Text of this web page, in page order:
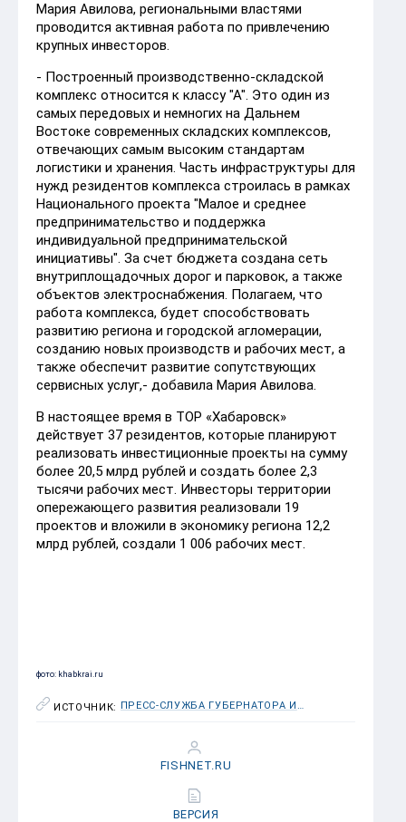
Мария Авилова, региональными властями
проводится активная работа по привлечению
крупных инвесторов.
- Построенный производственно-складской
комплекс относится к классу "А". Это один из
самых передовых и немногих на Дальнем
Востоке современных складских комплексов,
отвечающих самым высоким стандартам
логистики и хранения. Часть инфраструктуры для
нужд резидентов комплекса строилась в рамках
Национального проекта "Малое и среднее
предпринимательство и поддержка
индивидуальной предпринимательской
инициативы". За счет бюджета создана сеть
внутриплощадочных дорог и парковок, а также
объектов электроснабжения. Полагаем, что
работа комплекса, будет способствовать
развитию региона и городской агломерации,
созданию новых производств и рабочих мест, а
также обеспечит развитие сопутствующих
сервисных услуг,- добавила Мария Авилова.
В настоящее время в ТОР «Хабаровск»
действует 37 резидентов, которые планируют
реализовать инвестиционные проекты на сумму
более 20,5 млрд рублей и создать более 2,3
тысячи рабочих мест. Инвесторы территории
опережающего развития реализовали 19
проектов и вложили в экономику региона 12,2
млрд рублей, создали 1 006 рабочих мест.
фото: khabkrai.ru
ИСТОЧНИК: ПРЕСС-СЛУЖБА ГУБЕРНАТОРА И ПРАВИТЕЛЬСТВА ХАБАРОВСКОГО КРАЯ
FISHNET.RU
ВЕРСИЯ